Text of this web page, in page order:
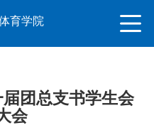
育学院
团总支书学生会
会